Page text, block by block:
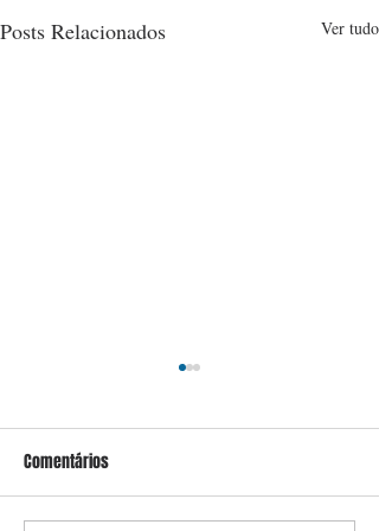
Posts Relacionados Ver tudo
Comentários